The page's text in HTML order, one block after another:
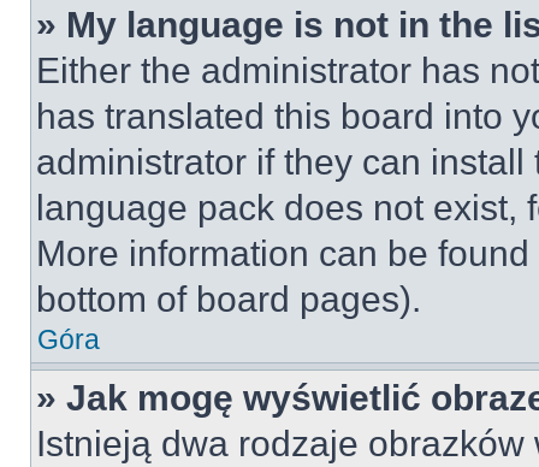
» My language is not in the
Either the administrator has
has translated this board into
administrator if they can
language pack does not exist,
More information can be
bottom of board pages).
Góra
» Jak mogę wyświetlić
Istnieją dwa rodzaje